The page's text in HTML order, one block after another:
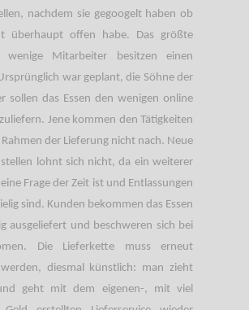
nachdem sie gegoogelt haben ob
überhaupt offen habe. Das größte
wenige Mitarbeiter besitzen einen
war geplant, die Söhne der
sollen das Essen den wenigen online
Jene kommen den Tätigkeiten
der Lieferung nicht nach. Neue
lohnt sich nicht, da ein weiterer
Frage der Zeit ist und Entlassungen
sind. Kunden bekommen das Essen
ausgeliefert und beschweren sich bei
Die Lieferkette muss erneut
diesmal künstlich: man zieht
geht mit dem eigenen-, mit viel